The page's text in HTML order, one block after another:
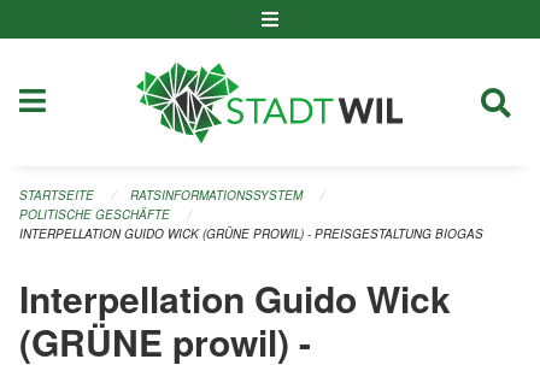
STARTSEITE
RATSINFORMATIONSSYSTEM
POLITISCHE GESCHÄFTE
INTERPELLATION GUIDO WICK (GRÜNE PROWIL) - PREISGESTALTUNG BIOGAS
Interpellation Guido Wick
(GRÜNE prowil) -